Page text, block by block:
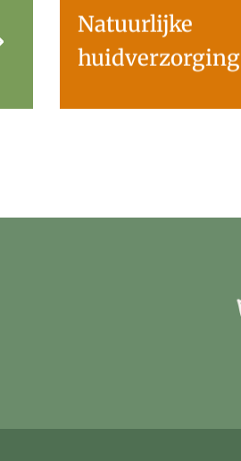
Natuurlijke
huidverzorging